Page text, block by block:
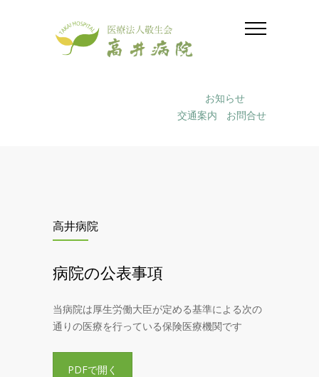
お知らせ
交通案内
お問合せ
高井病院
病院の公表事項
当病院は厚生労働大臣が定める基準による次の
通りの医療を行っている保険医療機関です
PDFで開く